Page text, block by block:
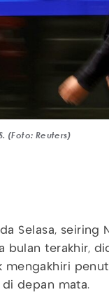
(Foto: Reuters)
Selasa, seiring
bulan terakhir,
mengakhiri
di depan mata.